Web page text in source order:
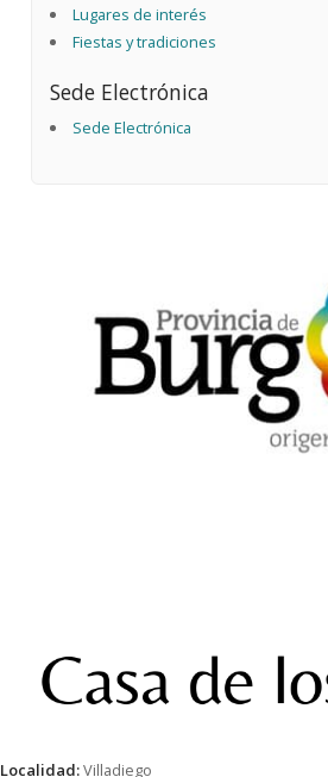
Lugares de interés
Fiestas y tradiciones
Sede Electrónica
Sede Electrónica
Localidad:Villadiego